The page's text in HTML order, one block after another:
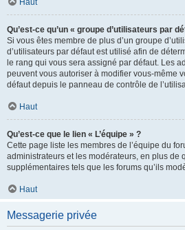
Haut
Qu’est-ce qu’un « groupe d’utilisateurs par
Si vous êtes membre de plus d’un groupe
d’utilisateurs par défaut est utilisé afin de
le rang qui vous sera assigné par défaut. Les
peuvent vous autoriser à modifier vous-même
défaut depuis le panneau de contrôle de
Haut
Qu’est-ce que le lien « L’équipe » ?
Cette page liste les membres de l’équipe du
administrateurs et les modérateurs, en plus de
supplémentaires tels que les forums qu’ils
Haut
Messagerie privée